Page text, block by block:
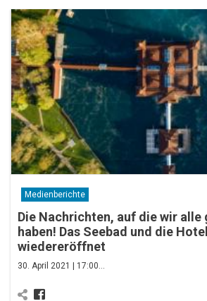
Medienberichte
Die Nachrichten, auf die wir alle
haben! Das Seebad und die
wiedereröffnet
30. April 2021 | 17:00…